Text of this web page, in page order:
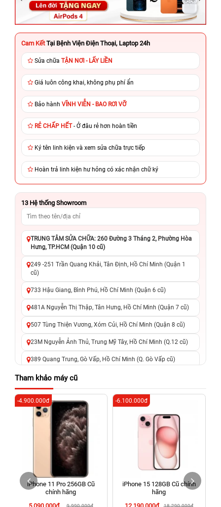
Cam Kết Tại Bệnh Viện Điện Thoại, Laptop 24h
Sửa chữa TẬN NƠI - LẤY LIỀN
Giá luôn công khai, không phụ phí ẩn
Bảo hành VĨNH VIỄN - BAO RƠI VỠ
RẺ CHẤP HẾT- Ở đâu rẻ hơn hoàn tiền
Ký tên linh kiện và xem sửa chữa trực tiếp
Hoàn trả linh kiện hư hỏng có xác nhận chữ ký
13 Hệ thống Showroom
TRUNG TÂM SỬA CHỮA: 260 Đường 3 Tháng 2, Phường Hòa
Hưng, TP.HCM (Quận 10 cũ)
249 -251 Trần Quang Khải, Tân Định, Hồ Chí Minh (Quận 1
cũ)
733 Hậu Giang, Bình Phú, Hồ Chí Minh (Quận 6 cũ)
481A Nguyễn Thị Thập, Tân Hưng, Hồ Chí Minh (Quận 7 cũ)
507 Tùng Thiện Vương, Xóm Củi, Hồ Chí Minh (Quận 8 cũ)
23M Nguyễn Ảnh Thủ, Trung Mỹ Tây, Hồ Chí Minh (Q.12 cũ)
389 Quang Trung, Gò Vấp, Hồ Chí Minh (Q. Gò Vấp cũ)
625 - 625A Âu Cơ, Tân Phú, Hồ Chí Minh (Quận Tân Phú cũ)
326 Lê Văn Việt, Tăng Nhơn Phú, Hồ Chí Minh (Q.9 TP. Thủ
Đức cũ)
256 Võ Văn Ngân, Thủ Đức, Hồ Chí Minh (Bình Thọ, TP. Thủ
Đức Cũ)
70 Nguyễn An Ninh, Dĩ An, Hồ Chí Minh (Bình Dương Cũ)
24h Vũng Tàu: 162A Ba Cu, Vũng Tàu, Hồ Chí Minh (TP. Vũng
Tàu cũ)
198 Hoàng Văn Thụ, Tân Sơn Nhất, Hồ Chí Minh (Tân Bình
Tham khảo máy cũ
iPhone 11 Pro 256GB Cũ
chính hãng
9.990.000đ
-4.900.000đ
iPhone 15 128GB Cũ chính
hãng
18.290.000đ
-6.100.000đ